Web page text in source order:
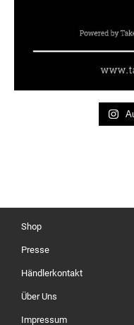
Shop
Presse
Händlerkontakt
Über Uns
Impressum